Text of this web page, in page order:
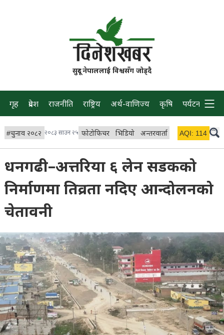
सुदूर नेपाललाई विश्वसँग जोड्दै
गृह प्रदेश राजनीति राष्ट्रिय अर्थ-वाणिज्य कृषि पर्यटन प्रवास
#चुनाव २०८२ २०८३ साउन २५ फोटोफिचर भिडियो अन्तरवार्ता विचार/ब्लग
AQI: 114
धनगढी–अत्तरिया ६ लेन सडकको
निर्माणमा तिव्रता नदिए आन्दोलनको
चेतावनी